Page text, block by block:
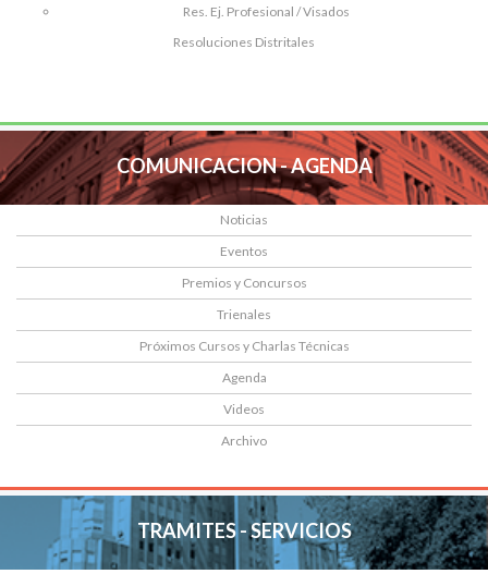
Res. Ej. Profesional / Visados
Resoluciones Distritales
COMUNICACION - AGENDA
Noticias
Eventos
Premios y Concursos
Trienales
Próximos Cursos y Charlas Técnicas
Agenda
Videos
Archivo
TRAMITES - SERVICIOS